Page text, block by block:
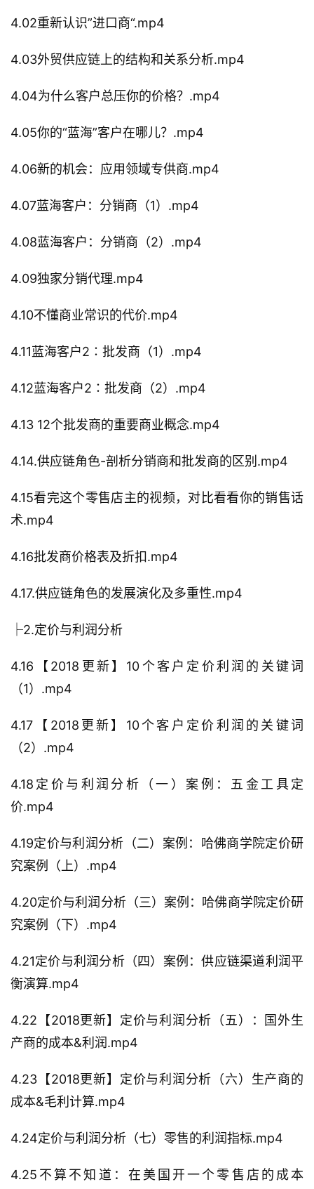
4.02重新认识”进口商“.mp4
4.03外贸供应链上的结构和关系分析.mp4
4.04为什么客户总压你的价格？.mp4
4.05你的“蓝海”客户在哪儿？.mp4
4.06新的机会：应用领域专供商.mp4
4.07蓝海客户：分销商（1）.mp4
4.08蓝海客户：分销商（2）.mp4
4.09独家分销代理.mp4
4.10不懂商业常识的代价.mp4
4.11蓝海客户2∶批发商（1）.mp4
4.12蓝海客户2∶批发商（2）.mp4
4.13 12个批发商的重要商业概念.mp4
4.14.供应链角色-剖析分销商和批发商的区别.mp4
4.15看完这个零售店主的视频，对比看看你的销售话
术.mp4
4.16批发商价格表及折扣.mp4
4.17.供应链角色的发展演化及多重性.mp4
├2.定价与利润分析
4.16【2018更新】10个客户定价利润的关键词
（1）.mp4
4.17【2018更新】10个客户定价利润的关键词
（2）.mp4
4.18定价与利润分析（一）案例：五金工具定
价.mp4
4.19定价与利润分析（二）案例：哈佛商学院定价研
究案例（上）.mp4
4.20定价与利润分析（三）案例：哈佛商学院定价研
究案例（下）.mp4
4.21定价与利润分析（四）案例：供应链渠道利润平
衡演算.mp4
4.22【2018更新】定价与利润分析（五）：国外生
产商的成本&利润.mp4
4.23【2018更新】定价与利润分析（六）生产商的
成本&毛利计算.mp4
4.24定价与利润分析（七）零售的利润指标.mp4
4.25不算不知道：在美国开一个零售店的成本